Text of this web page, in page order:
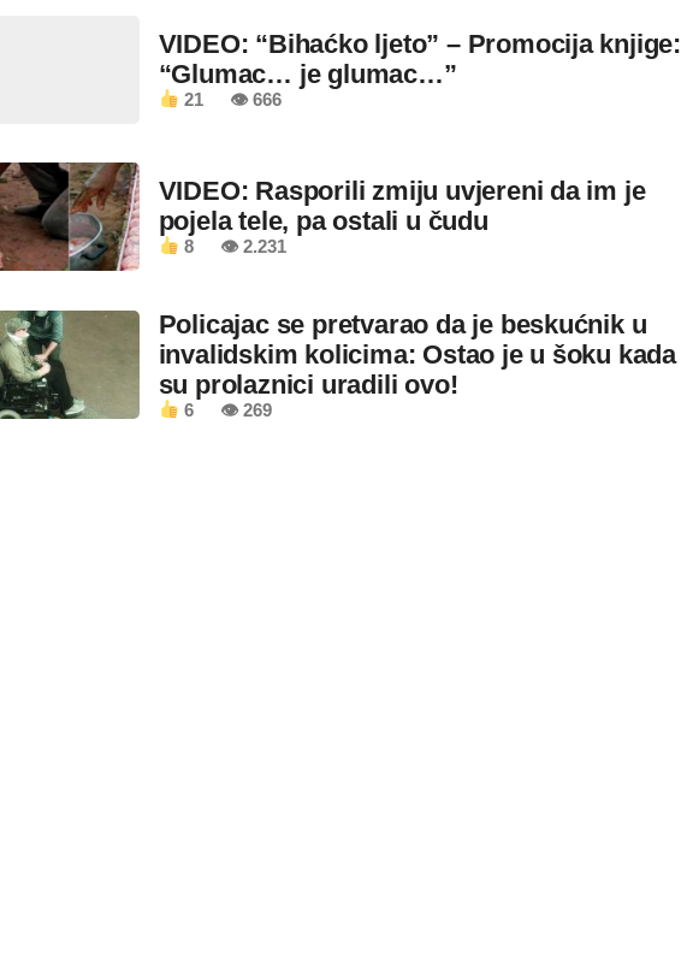
VIDEO: “Bihaćko ljeto” – Promocija knjige:
“Glumac… je glumac…”
21 👁 666
VIDEO: Rasporili zmiju uvjereni da im je
pojela tele, pa ostali u čudu
8 👁 2.231
Policajac se pretvarao da je beskućnik u
invalidskim kolicima: Ostao je u šoku kada
su prolaznici uradili ovo!
6 👁 269